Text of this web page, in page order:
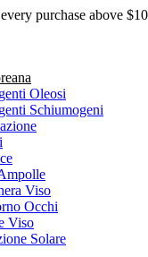
purchase above
Oleosi
Schiumogeni
Viso
Occhi
Viso
Solare